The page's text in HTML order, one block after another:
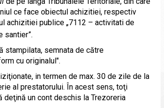
ce face obiectul achizitiei, respectiv
achizitiei publice „7112 – activitati de
santier”.
stampilata, semnata de către
cu originalul".
in termen de max. 30 de zile de la
al prestatorului. În acest sens, toţi
un cont deschis la Trezoreria